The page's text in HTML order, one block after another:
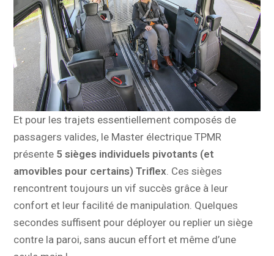
Et pour les trajets essentiellement composés de
passagers valides, le Master électrique TPMR
présente 5 sièges individuels pivotants (et
amovibles pour certains) Triflex . Ces sièges
rencontrent toujours un vif succès grâce à leur
confort et leur facilité de manipulation. Quelques
secondes suffisent pour déployer ou replier un siège
contre la paroi, sans aucun effort et même d’une